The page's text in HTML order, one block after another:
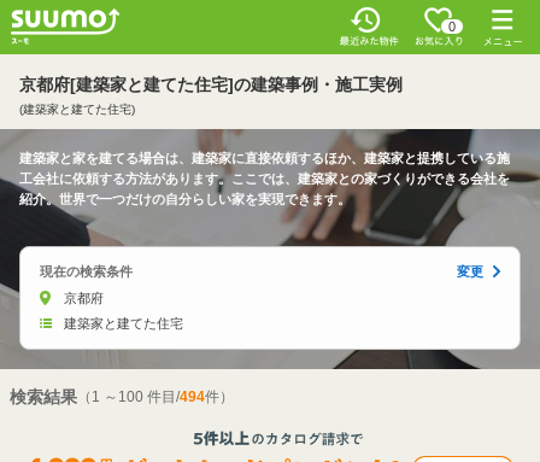
0
京都府[建築家と建てた住宅]の建築事例・施工実例
(建築家と建てた住宅)
建築家と家を建てる場合は、建築家に直接依頼するほか、建築家と提携している施
工会社に依頼する方法があります。ここでは、建築家との家づくりができる会社を
紹介。世界で一つだけの自分らしい家を実現できます。
現在の検索条件
変更
京都府
建築家と建てた住宅
検索結果 （1 ～100 件目/494件）